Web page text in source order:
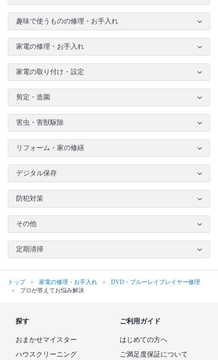
趣味で使うものの修理・お手入れ
家電の修理・お手入れ
家電の取り付け・設定
剪定・造園
害虫・害獣駆除
リフォーム・家の修繕
デジタル保存
防犯対策
その他
定期清掃
トップ 家電の修理・お手入れ
DVD・ブルーレイプレイヤー修理
プロが答えてお悩み解決
探す
おまかせマイスター
ハウスクリーニング
ご利用ガイド
はじめての方へ
ご満足度保証について